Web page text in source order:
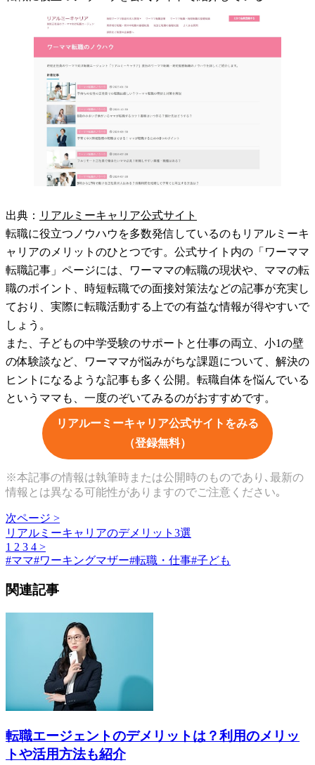
出典： リアルミーキャリア公式サイト
転職に役立つノウハウを多数発信しているのもリアルミーキ
ャリアのメリットのひとつです。公式サイト内の「ワーママ
転職記事」ページには、ワーママの転職の現状や、ママの転
職のポイント、時短転職での面接対策法などの記事が充実し
ており、実際に転職活動する上での有益な情報が得やすいで
しょう。
また、子どもの中学受験のサポートと仕事の両立、小1の壁
の体験談など、ワーママが悩みがちな課題について、解決の
ヒントになるような記事も多く公開。転職自体を悩んでいる
というママも、一度のぞいてみるのがおすすめです。
リアルーミーキャリア公式サイトをみる
（登録無料）
※本記事の情報は執筆時または公開時のものであり､最新の
情報とは異なる可能性がありますのでご注意ください｡
次ページ >
リアルミーキャリアのデメリット3選
1 2 3 4 >
#ママ#ワーキングマザー#転職・仕事#子ども
関連記事
転職エージェントのデメリットは？利用のメリッ
トや活用方法も紹介